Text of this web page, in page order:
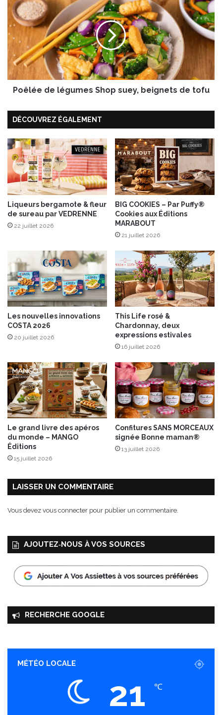
o
l
é
e
d
l
u
m
s
S
o
p
s
u
e
y
i
g
n
e
t
s
d
e
o
f
u
Poêlée de légumes Shop suey, beignets de tofu
DÉCOUVREZ ÉGALEMENT
Liqueurs bergamote & fleur
de sureau par VEDRENNE
22 juillet 2026
BIG COOKIES – Par Puffy®
Cookies aux Éditions
MARABOUT
21 juillet 2026
Les nouvelles innovations
COSTA 2026
20 juillet 2026
This Life rosé &
Chardonnay, deux
expressions estivales
16 juillet 2026
Le grand livre des apéros
du monde – MANGO
Éditions
15 juillet 2026
Confitures SANS MORCEAUX
signée Bonne maman®
13 juillet 2026
LAISSER UN COMMENTAIRE
Vous devez vous connecter pour publier un commentaire.
AJOUTEZ‑NOUS À VOS SOURCES
RECHERCHE GOOGLE
MÉTÉO LOCALE
21 ℃